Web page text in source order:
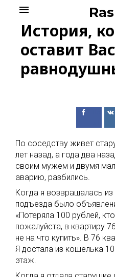
content
menu
История,
оставит Вас
По соседству живет
лет назад, а года два
своим мужем и двумя
аварию, разбились.
Когда я возвращалась
подъезда было
«Потеряла 100 рублей,
пожалуйста, в квартиру
не на что купить». В 76
Я достала из кошелька
этаж.